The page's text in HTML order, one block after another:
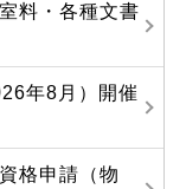
料・各種文書
年8月）開催
格申請（物